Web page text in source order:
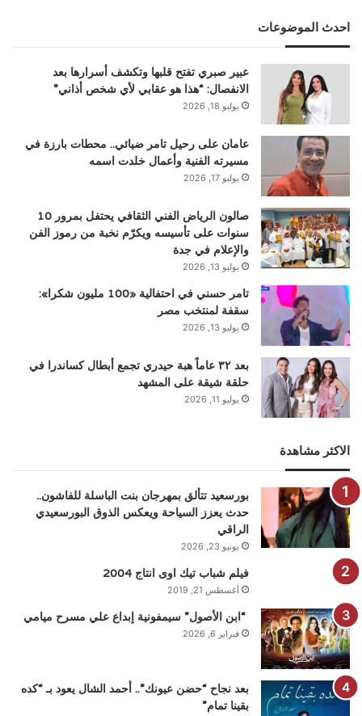
احدث الموضوعات
عبير صبري تفتح قلبها وتكشف أسرارها بعد
الانفصال: “هذا هو عقابي لأي شخص أذاني”
يوليو 18, 2026
عامان على رحيل تامر ضيائي.. محطات بارزة في
مسيرته الفنية وأعمال خلدت اسمه
يوليو 17, 2026
صالون الرياض الفني الثقافي يحتفل بمرور 10
سنوات على تأسيسه ويكرّم نخبة من رموز الفن
والإعلام في جدة
يوليو 13, 2026
تامر حسني في احتفالية «100 مليون شكرا»:
سقفة لمنتخب مصر
يوليو 13, 2026
بعد ٣٢ عاماً هبة حيدري تجمع أبطال كساندرا في
حلقة شيقة على المشهد
يوليو 11, 2026
الاكثر مشاهدة
بورسعيد تتألق بمهرجان بنت الباسلة للفاشون..
حدث يعزز السياحة ويعكس الذوق البورسعيدي
الراقي
يونيو 23, 2026
فيلم شباب تيك اوى انتاج 2004
أغسطس 21, 2019
“ابن الأصول” سيمفونية إبداع علي مسرح ميامي
فبراير 6, 2026
بعد نجاح “حضن عيونك”.. أحمد الشال يعود بـ “كده
بقينا تمام”